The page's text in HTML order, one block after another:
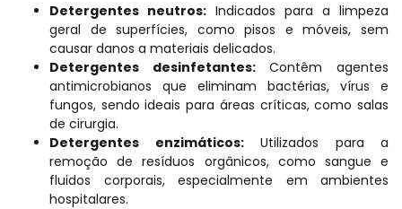
Detergentes neutros: Indicados para a limpeza
geral de superfícies, como pisos e móveis, sem
causar danos a materiais delicados.
Detergentes desinfetantes:Contêm agentes
antimicrobianos que eliminam bactérias, vírus e
fungos, sendo ideais para áreas críticas, como salas
de cirurgia.
Detergentes enzimáticos:Utilizados para a
remoção de resíduos orgânicos, como sangue e
fluidos corporais, especialmente em ambientes
hospitalares.